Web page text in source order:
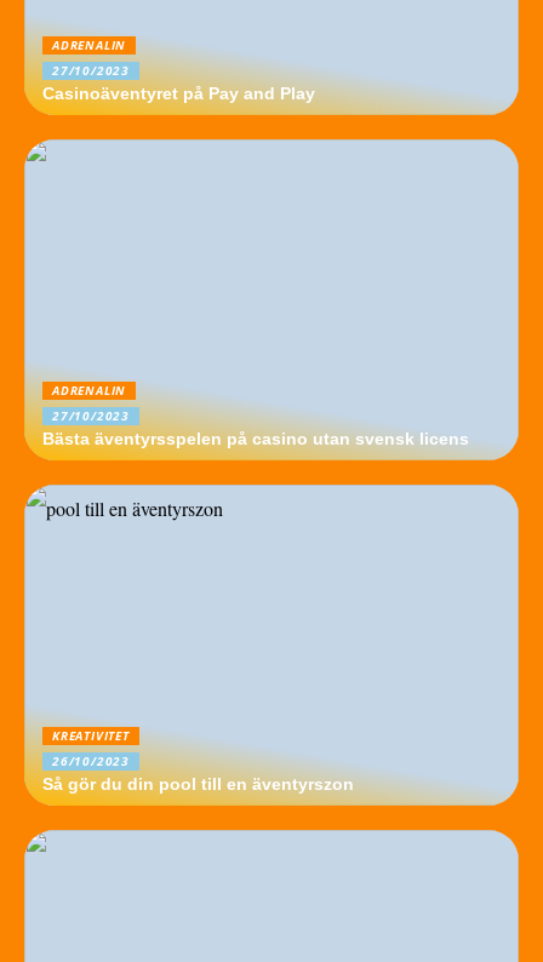
ADRENALIN
27/10/2023
Casinoäventyret på Pay and Play
ADRENALIN
27/10/2023
Bästa äventyrsspelen på casino utan svensk licens
KREATIVITET
26/10/2023
Så gör du din pool till en äventyrszon